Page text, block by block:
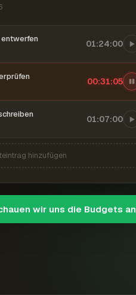
01:24:00
00:31:06
01:07:00
hinzufügen
wir uns die Budgets an